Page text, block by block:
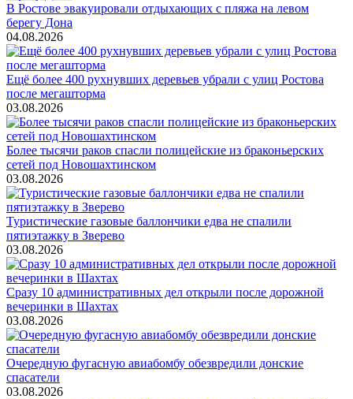
В Ростове эвакуировали отдыхающих с пляжа на левом
берегу Дона
04.08.2026
Ещё более 400 рухнувших деревьев убрали с улиц Ростова
после мегашторма
03.08.2026
Более тысячи раков спасли полицейские из браконьерских
сетей под Новошахтинском
03.08.2026
Туристические газовые баллончики едва не спалили
пятиэтажку в Зверево
03.08.2026
Сразу 10 административных дел открыли после дорожной
вечеринки в Шахтах
03.08.2026
Очередную фугасную авиабомбу обезвредили донские
спасатели
03.08.2026